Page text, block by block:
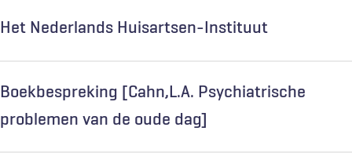
Het Nederlands Huisartsen-Instituut
Boekbespreking [Cahn,L.A. Psychiatrische
problemen van de oude dag]